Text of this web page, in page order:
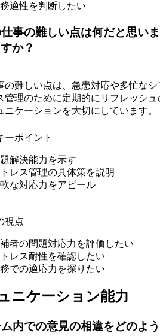
適性を判断したい
事の難しい点は何だと思い
か？
の難しい点は、急患対応や多忙なシ
管理のために定期的にリフレッシ
ニケーションを大切にしています。
ーポイント
解決能力を示す
レス管理の具体策を説明
な対応力をアピール
視点
者の問題対応力を評価したい
レス耐性を確認したい
での適応力を探りたい
ニケーション能力
内での意見の相違をどのよ